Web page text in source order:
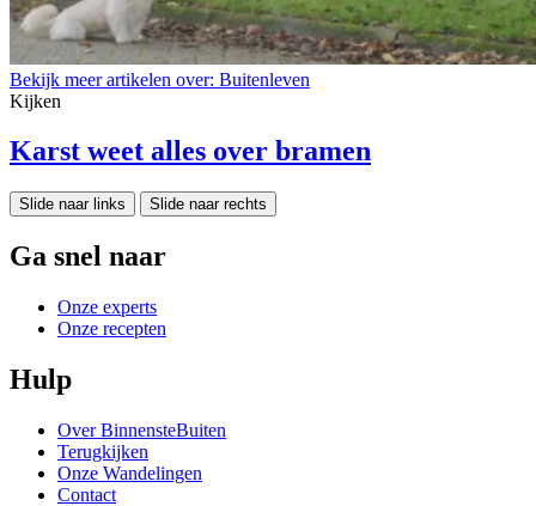
Bekijk meer artikelen over: Buitenleven
Kijken
Karst weet alles over bramen
Slide naar links Slide naar rechts
Ga snel naar
Onze experts
Onze recepten
Hulp
Over BinnensteBuiten
Terugkijken
Onze Wandelingen
Contact